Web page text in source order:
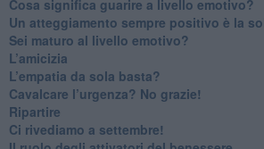
Cosa significa guarire a livello emotivo?
​Un atteggiamento sempre positivo è la
​Sei maturo al livello emotivo?
​L’amicizia
​L’empatia da sola basta?
​Cavalcare l’urgenza? No grazie!
Ripartire
​Ci rivediamo a settembre!